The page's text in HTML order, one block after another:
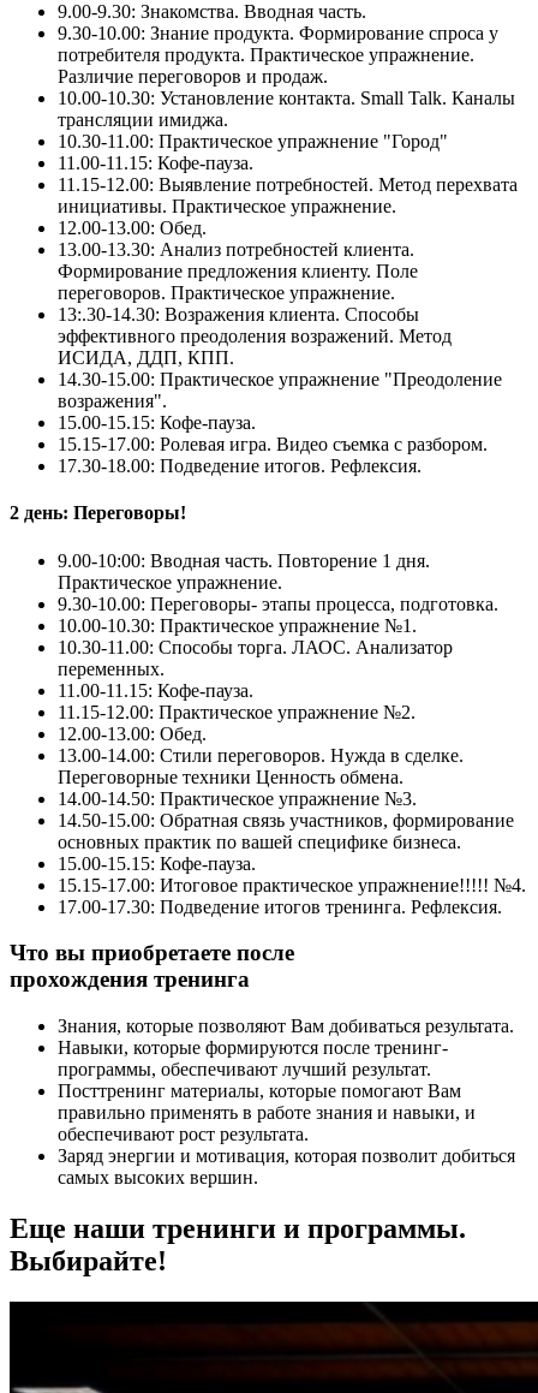
9.00-9.30: Знакомства. Вводная часть.
9.30-10.00: Знание продукта. Формирование спроса у
потребителя продукта. Практическое упражнение.
Различие переговоров и продаж.
10.00-10.30: Установление контакта. Small Talk. Каналы
трансляции имиджа.
10.30-11.00: Практическое упражнение "Город"
11.00-11.15: Кофе-пауза.
11.15-12.00: Выявление потребностей. Метод перехвата
инициативы. Практическое упражнение.
12.00-13.00: Обед.
13.00-13.30: Анализ потребностей клиента.
Формирование предложения клиенту. Поле
переговоров. Практическое упражнение.
13:.30-14.30: Возражения клиента. Способы
эффективного преодоления возражений. Метод
ИСИДА, ДДП, КПП.
14.30-15.00: Практическое упражнение "Преодоление
возражения".
15.00-15.15: Кофе-пауза.
15.15-17.00: Ролевая игра. Видео съемка с разбором.
17.30-18.00: Подведение итогов. Рефлексия.
2 день: Переговоры!
9.00-10:00: Вводная часть. Повторение 1 дня.
Практическое упражнение.
9.30-10.00: Переговоры- этапы процесса, подготовка.
10.00-10.30: Практическое упражнение №1.
10.30-11.00: Способы торга. ЛАОС. Анализатор
переменных.
11.00-11.15: Кофе-пауза.
11.15-12.00: Практическое упражнение №2.
12.00-13.00: Обед.
13.00-14.00: Стили переговоров. Нужда в сделке.
Переговорные техники Ценность обмена.
14.00-14.50: Практическое упражнение №3.
14.50-15.00: Обратная связь участников, формирование
основных практик по вашей специфике бизнеса.
15.00-15.15: Кофе-пауза.
15.15-17.00: Итоговое практическое упражнение!!!!! №4.
17.00-17.30: Подведение итогов тренинга. Рефлексия.
Что вы приобретаете после
прохождения тренинга
Знания, которые позволяют Вам добиваться результата.
Навыки, которые формируются после тренинг-
программы, обеспечивают лучший результат.
Посттренинг материалы, которые помогают Вам
правильно применять в работе знания и навыки, и
обеспечивают рост результата.
Заряд энергии и мотивация, которая позволит добиться
самых высоких вершин.
Еще наши тренинги и программы.
Выбирайте!